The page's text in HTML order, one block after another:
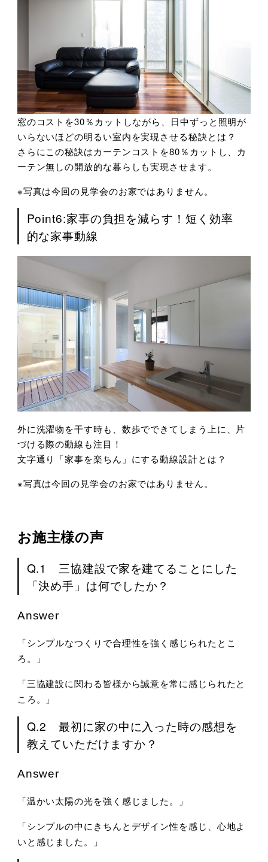
窓のコストを30％カットしながら、日中ずっと照明が
いらないほどの明るい室内を実現させる秘訣とは？
さらにこの秘訣はカーテンコストを80％カットし、カ
ーテン無しの開放的な暮らしも実現させます。
※写真は今回の見学会のお家ではありません。
Point6:家事の負担を減らす！短く効率
的な家事動線
外に洗濯物を干す時も、数歩でできてしまう上に、片
づける際の動線も注目！
文字通り「家事を楽ちん」にする動線設計とは？
※写真は今回の見学会のお家ではありません。
お施主様の声
Q.1 三協建設で家を建てることにした
「決め手」は何でしたか？
Answer
「シンプルなつくりで合理性を強く感じられたとこ
ろ。」
「三協建設に関わる皆様から誠意を常に感じられたと
ころ。」
Q.2 最初に家の中に入った時の感想を
教えていただけますか？
Answer
「温かい太陽の光を強く感じました。」
「シンプルの中にきちんとデザイン性を感じ、心地よ
いと感じました。」